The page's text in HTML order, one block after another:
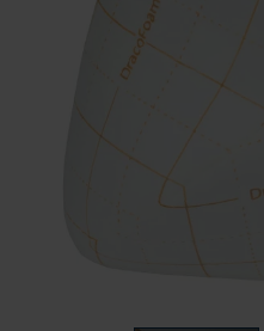
Budgetrelevante